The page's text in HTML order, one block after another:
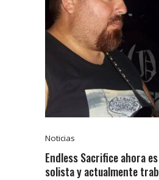
Noticias
Endless Sacrifice ahora
solista y actualmente